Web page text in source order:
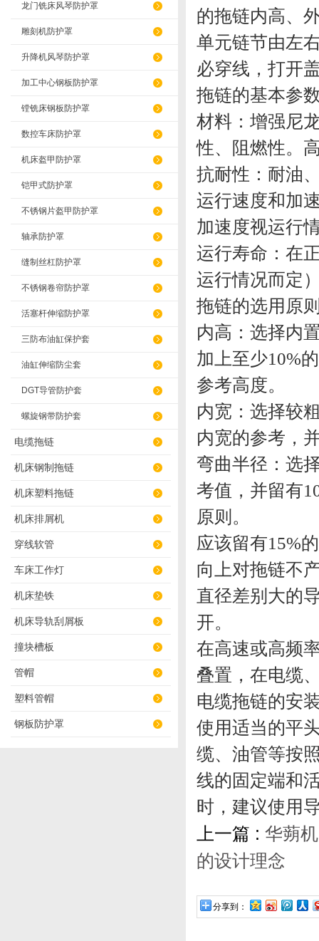
龙门铣床风琴防护罩
雕刻机防护罩
升降机风琴防护罩
加工中心钢板防护罩
镗铣床钢板防护罩
数控车床防护罩
机床盔甲防护罩
铠甲式防护罩
不锈钢片盔甲防护罩
轴承防护罩
缝制丝杠防护罩
不锈钢卷帘防护罩
活塞杆伸缩防护罩
三防布油缸保护套
油缸伸缩防尘套
DGT导管防护套
螺旋钢带防护套
电缆拖链
机床钢制拖链
机床塑料拖链
机床排屑机
穿线软管
车床工作灯
机床垫铁
机床导轨刮屑板
撞块槽板
管帽
塑料管帽
钢板防护罩
的拖链内高、
单元链节由左
必穿线，打开
拖链的基本
材料：增强尼
性、阻燃性
抗耐性：耐
运行速度和加
加速度视运
运行寿命：在
运行情况而
拖链的选用
内高：选择内
加上至少10%
参考高度
内宽：选择较
内宽的参考
弯曲半径：选
考值，并留有
原则。
应该留有15%
向上对拖链
直径差别大的
开。
在高速或高频
叠置，在电
电缆拖链的
使用适当的平
缆、油管等按
线的固定端和
时，建议使用
上一篇 : 华蒴
的设计理念
分享到：